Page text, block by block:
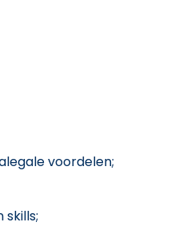
voordelen;